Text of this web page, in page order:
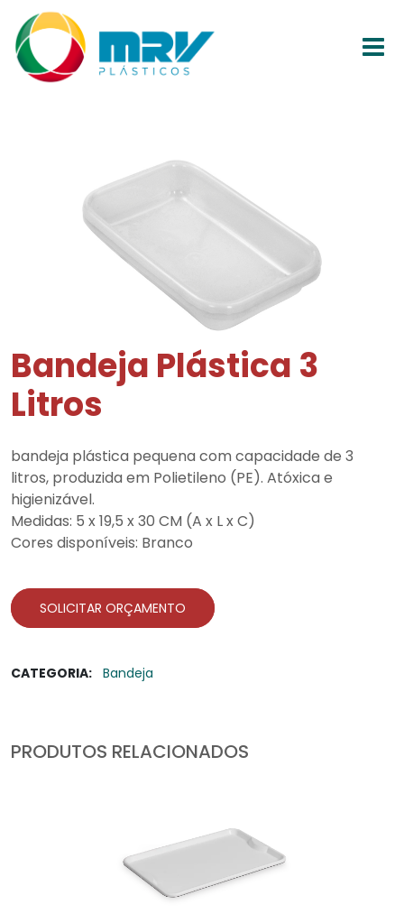
Bandeja Plástica 3
Litros
bandeja plástica pequena com capacidade de 3
litros, produzida em Polietileno (PE). Atóxica e
higienizável.
Medidas: 5 x 19,5 x 30 CM (A x L x C)
Cores disponíveis: Branco
SOLICITAR ORÇAMENTO
CATEGORIA: Bandeja
PRODUTOS RELACIONADOS